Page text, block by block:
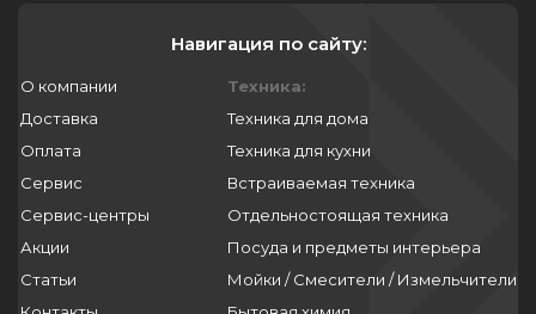
Навигация по сайту:
О компании
Доставка
Оплата
Сервис
Сервис-центры
Акции
Статьи
Техника:
Техника для дома
Техника для кухни
Встраиваемая техника
Отдельностоящая техника
Посуда и предметы интерьера
Мойки / Смесители / Измельчители